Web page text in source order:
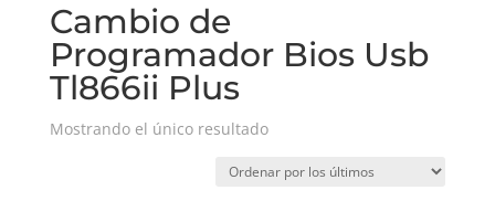
Cambio de
Programador Bios Usb
Tl866ii Plus
Mostrando el único resultado